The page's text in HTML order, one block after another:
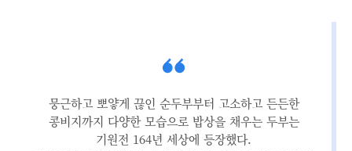
뭉근하고 뽀얗게 끊인 순두부부터 고소하고 든든한
콩비지까지 다양한 모습으로 밥상을 채우는 두부는
기원전 164년 세상에 등장했다.